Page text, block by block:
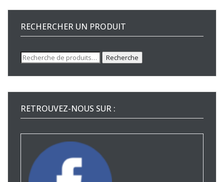
RECHERCHER UN PRODUIT
Recherche
pour :
Recherche
RETROUVEZ-NOUS SUR :